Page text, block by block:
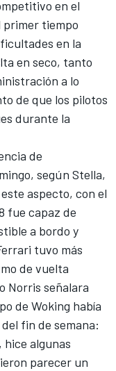
en el
primer tiempo
en la
en seco, tanto
a lo
de que los pilotos
durante la
de
según Stella,
aspecto, con el
fue capaz de
a bordo y
tuvo más
de vuelta
Norris señalara
de Woking había
fin de semana:
hice algunas
parecer un